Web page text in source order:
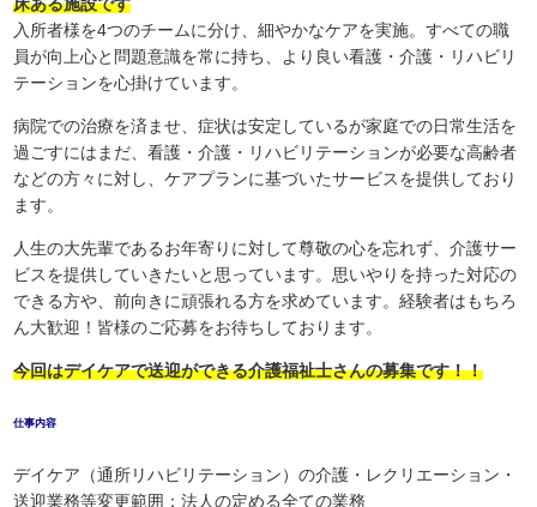
入所者様を4つのチームに分け、細やかなケアを実施。すべての職
員が向上心と問題意識を常に持ち、より良い看護・介護・リハビリ
テーションを心掛けています。
病院での治療を済ませ、症状は安定しているが家庭での日常生活を
過ごすにはまだ、看護・介護・リハビリテーションが必要な高齢者
などの方々に対し、ケアプランに基づいたサービスを提供しており
ます。
人生の大先輩であるお年寄りに対して尊敬の心を忘れず、介護サー
ビスを提供していきたいと思っています。思いやりを持った対応の
できる方や、前向きに頑張れる方を求めています。経験者はもちろ
ん大歓迎！皆様のご応募をお待ちしております。
今回はデイケアで送迎ができる介護福祉士さんの募集です！！
仕事内容
デイケア（通所リハビリテーション）の介護・レクリエーション・
送迎業務等変更範囲：法人の定める全ての業務